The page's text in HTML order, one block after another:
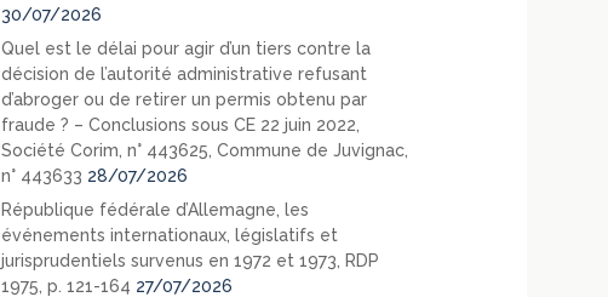
30/07/2026
Quel est le délai pour agir d’un tiers contre la
décision de l’autorité administrative refusant
d’abroger ou de retirer un permis obtenu par
fraude ? – Conclusions sous CE 22 juin 2022,
Société Corim, n° 443625, Commune de Juvignac,
n° 443633 28/07/2026
République fédérale d’Allemagne, les
événements internationaux, législatifs et
jurisprudentiels survenus en 1972 et 1973, RDP
1975, p. 121-164 27/07/2026